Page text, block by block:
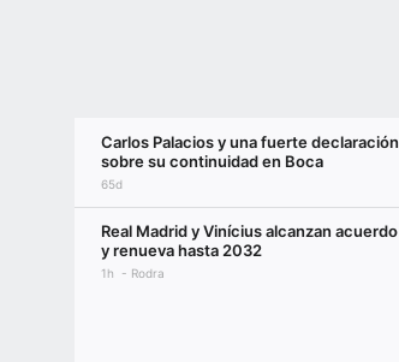
Carlos Palacios y una fuerte declaración
sobre su continuidad en Boca
65d
Real Madrid y Vinícius alcanzan acuerdo
y renueva hasta 2032
1h Rodra